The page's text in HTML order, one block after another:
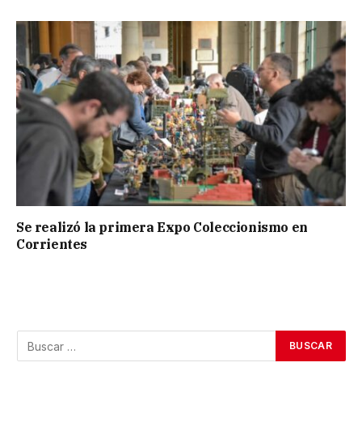
Se realizó la primera Expo Coleccionismo en
Corrientes